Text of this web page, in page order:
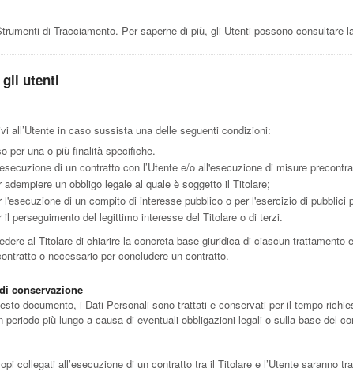
di Tracciamento. Per saperne di più, gli Utenti possono consultare
utenti
all’Utente in caso sussista una delle seguenti condizioni:
per una o più finalità specifiche.
di un contratto con l’Utente e/o all'esecuzione di misure
un obbligo legale al quale è soggetto il Titolare;
di un compito di interesse pubblico o per l'esercizio di pubblici
perseguimento del legittimo interesse del Titolare o di terzi.
al Titolare di chiarire la concreta base giuridica di ciascun
o necessario per concludere un contratto.
conservazione
documento, i Dati Personali sono trattati e conservati per il tempo
periodo più lungo a causa di eventuali obbligazioni legali o sulla base del
collegati all’esecuzione di un contratto tra il Titolare e l’Utente saranno